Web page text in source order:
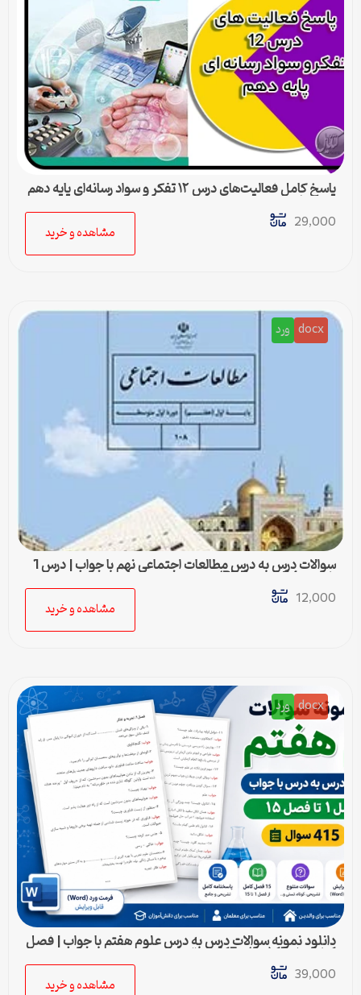
پاسخ کامل فعالیت‌های درس ۱۲ تفکر و سواد رسانه‌ای پایه دهم
متوسطه دوم
29,000
مشاهده و خرید
docx ورد
سوالات درس به درس مطالعات اجتماعی نهم با جواب | درس 1
تا درس 24 (ورد و PDF)
12,000
مشاهده و خرید
docx ورد
دانلود نمونه سوالات درس به درس علوم هفتم با جواب | فصل
1 تا فصل 15 (ورد) – 415 سوال
39,000
مشاهده و خرید